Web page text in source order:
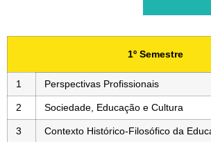
1º Semestre
1 Perspectivas Profissionais
2 Sociedade, Educação e Cultura
3 Contexto Histórico-Filosófico da